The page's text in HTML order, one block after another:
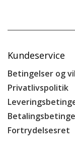
Kundeservice
Betingelser og
Privatlivspolitik
Fortrydelsesret